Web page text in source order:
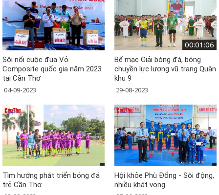
Sôi nổi cuộc đua Vỏ
Composite quốc gia năm 2023
tại Cần Thơ
04-09-2023
00:01:06
Bế mạc Giải bóng đá, bóng
chuyền lực lượng vũ trang Quân
khu 9
29-08-2023
Tìm hướng phát triển bóng đá
trẻ Cần Thơ
Hội khỏe Phù Đổng - Sôi động,
nhiều khát vọng